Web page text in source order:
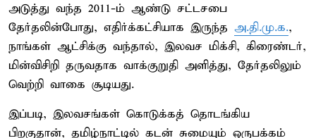
அடுத்து வந்த 2011-ம் ஆண்டு சட்டசபை
தேர்தலின்போது, எதிர்க்கட்சியாக இருந்த அ.தி.மு.க.,
நாங்கள் ஆட்சிக்கு வந்தால், இலவச மிக்சி, கிரைண்டர்,
மின்விசிறி தருவதாக வாக்குறுதி அளித்து, தேர்தலிலும்
வெற்றி வாகை சூடியது.
இப்படி, இலவசங்கள் கொடுக்கத் தொடங்கிய
பிறகுதான், தமிழ்நாட்டில் கடன் சுமையும் ஒருபக்கம்